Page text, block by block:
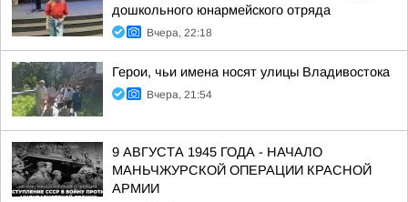
дошкольного юнармейского отряда
Вчера, 22:18
Герои, чьи имена носят улицы Владивостока
Вчера, 21:54
9 АВГУСТА 1945 ГОДА - НАЧАЛО
МАНЬЧЖУРСКОЙ ОПЕРАЦИИ КРАСНОЙ
АРМИИ